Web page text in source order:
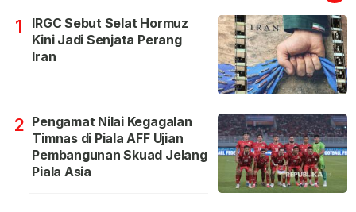
1
IRGC Sebut Selat Hormuz
Kini Jadi Senjata Perang
Iran
2 Pengamat Nilai Kegagalan
Timnas di Piala AFF Ujian
Pembangunan Skuad Jelang
Piala Asia